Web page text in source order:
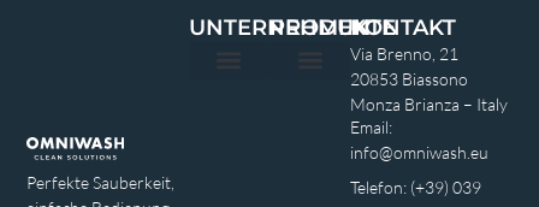
Perfekte Sauberkeit,
PRODUKTE
UNTERNEHMENKONTAKT
Via Brenno, 21
20853 Biassono
Monza Brianza – Italy
Email:
info@omniwash.eu
Telefon: (+39) 039